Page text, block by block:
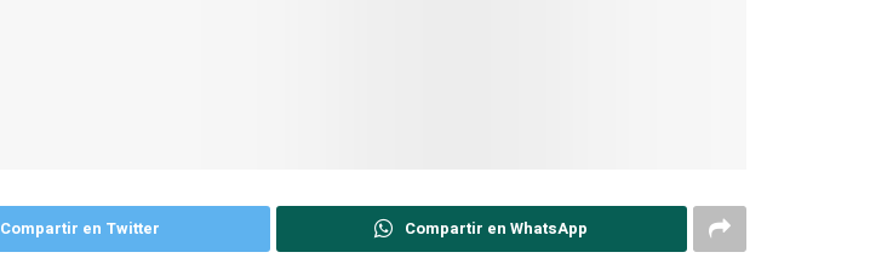
Compartir en Twitter Compartir en WhatsApp